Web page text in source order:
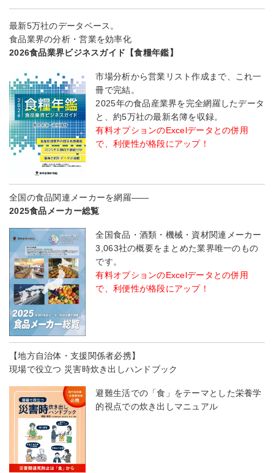
最新5万社のデータベース。
食品業界の分析・営業を効率化
2026食品業界ビジネスガイド【食糧年鑑】
市場分析から営業リスト作成まで、これ一
冊で完結。
2025年の食品産業界を完全網羅したデータ
と、約5万社の最新名簿を収録。
有料オプションのExcelデータとの併用
で、利便性が格段にアップ！
全国の食品関連メーカーを網羅――
2025食品メーカー総覧
全国食品・酒類・機械・資材関連メーカー
3,063社の概要をまとめた業界唯一のもの
です。
有料オプションのExcelデータとの併用
で、利便性が格段にアップ！
【地方自治体・支援関係者必携】
現場で役立つ 災害時炊き出しハンドブック
避難生活での「食」をテーマとした栄養学
的視点での炊き出しマニュアル